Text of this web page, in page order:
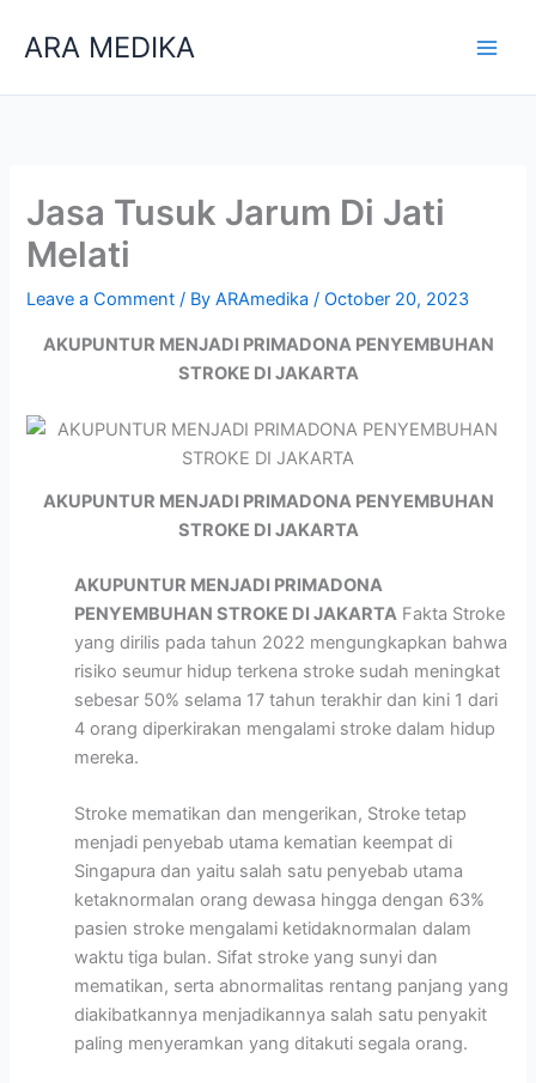
ARA MEDIKA
Jasa Tusuk Jarum Di Jati
Melati
Leave a Comment / ByARAmedika/October 20, 2023
AKUPUNTUR MENJADI PRIMADONA PENYEMBUHAN
STROKE DI JAKARTA
AKUPUNTUR MENJADI PRIMADONA PENYEMBUHAN
STROKE DI JAKARTA
AKUPUNTUR MENJADI PRIMADONA
PENYEMBUHAN STROKE DI JAKARTA Fakta Stroke
yang dirilis pada tahun 2022 mengungkapkan bahwa
risiko seumur hidup terkena stroke sudah meningkat
sebesar 50% selama 17 tahun terakhir dan kini 1 dari
4 orang diperkirakan mengalami stroke dalam hidup
mereka.
Stroke mematikan dan mengerikan, Stroke tetap
menjadi penyebab utama kematian keempat di
Singapura dan yaitu salah satu penyebab utama
ketaknormalan orang dewasa hingga dengan 63%
pasien stroke mengalami ketidaknormalan dalam
waktu tiga bulan. Sifat stroke yang sunyi dan
mematikan, serta abnormalitas rentang panjang yang
diakibatkannya menjadikannya salah satu penyakit
paling menyeramkan yang ditakuti segala orang.